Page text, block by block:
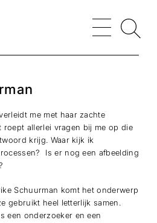
me met haar zachte
roept allerlei vragen bij me op die
krijg. Waar kijk ik
Is er nog een afbeelding
Schuurman komt het onderwerp
gebruikt heel letterlijk samen.
een onderzoeker en een